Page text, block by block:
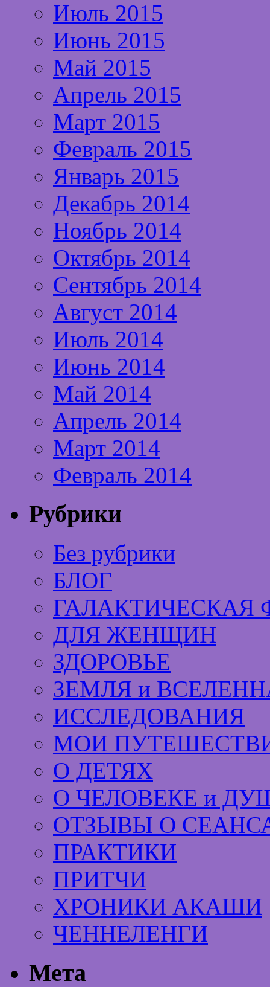
Июль 2015
Июнь 2015
Май 2015
Апрель 2015
Март 2015
Февраль 2015
Январь 2015
Декабрь 2014
Ноябрь 2014
Октябрь 2014
Сентябрь 2014
Август 2014
Июль 2014
Июнь 2014
Май 2014
Апрель 2014
Март 2014
Февраль 2014
Рубрики
Без рубрики
БЛОГ
ГАЛАКТИЧЕСКАЯ
ДЛЯ ЖЕНЩИН
ЗДОРОВЬЕ
ЗЕМЛЯ и
ИССЛЕДОВАНИЯ
МОИ
О ДЕТЯХ
О ЧЕЛОВЕКЕ и
ОТЗЫВЫ О
ПРАКТИКИ
ПРИТЧИ
ХРОНИКИ АКАШИ
ЧЕННЕЛЕНГИ
Мета